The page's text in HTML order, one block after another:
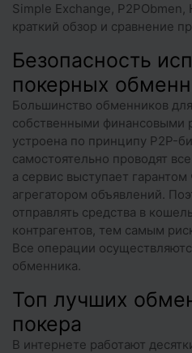
Simple Exchange,
краткий обзор и сравнение
Безопасность
покерных
Большинство обменников
собственными финансовыми
устроена по принципу P2P-
самостоятельно проводят
а сервис выступает
агрегатором объявлений.
отправлять средства в
контрагентов, тем самым
Все операции
обменника.
Топ лучших
покера
В интернете работают